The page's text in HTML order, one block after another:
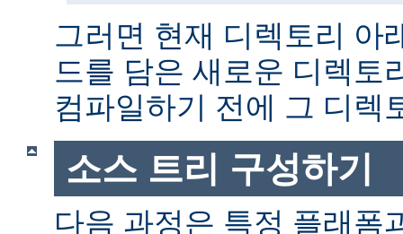
그러면 현재 디렉토리 아
드를 담은 새로운 디렉토
컴파일하기 전에 그 디렉
소스 트리 구성하기
다음 과정은 특정 플래폼